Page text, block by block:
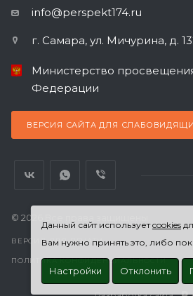
Данный сайт используетcookies
Вам нужно принять это, либо
Настройки Отклонить
info@perspekt174.ru
г. Самара, ул. Мичурина, д.
Министерство
Федерации
ВЕРСИЯ САЙТА ДЛЯ
© 2026 Все права защищены.
ВЕРСИЯ ДЛЯ ПЕЧАТИ
ПОЛИТИКА КОНФИДЕНЦИАЛЬНОСТИ